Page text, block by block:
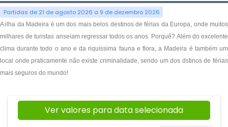
Partidas de 21 de agosto 2026 a 9 de dezembro 2026
A ilha da Madeira é um dos mais belos destinos de férias da Europa, onde muitos
milhares de turistas anseiam regressar todos os anos. Porquê? Além do excelente
clima durante todo o ano e da riquíssima fauna e flora, a Madeira é também um
local onde praticamente não existe criminalidade, sendo um dos dstinos de férias
mais seguros do mundo!
Ver valores para data selecionada